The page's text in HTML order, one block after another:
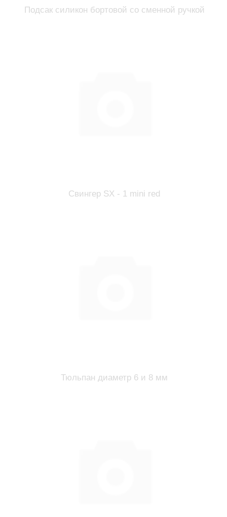
Подсак силикон бортовой со сменной ручкой
Свингер SX - 1 mini red
Тюльпан диаметр 6 и 8 мм